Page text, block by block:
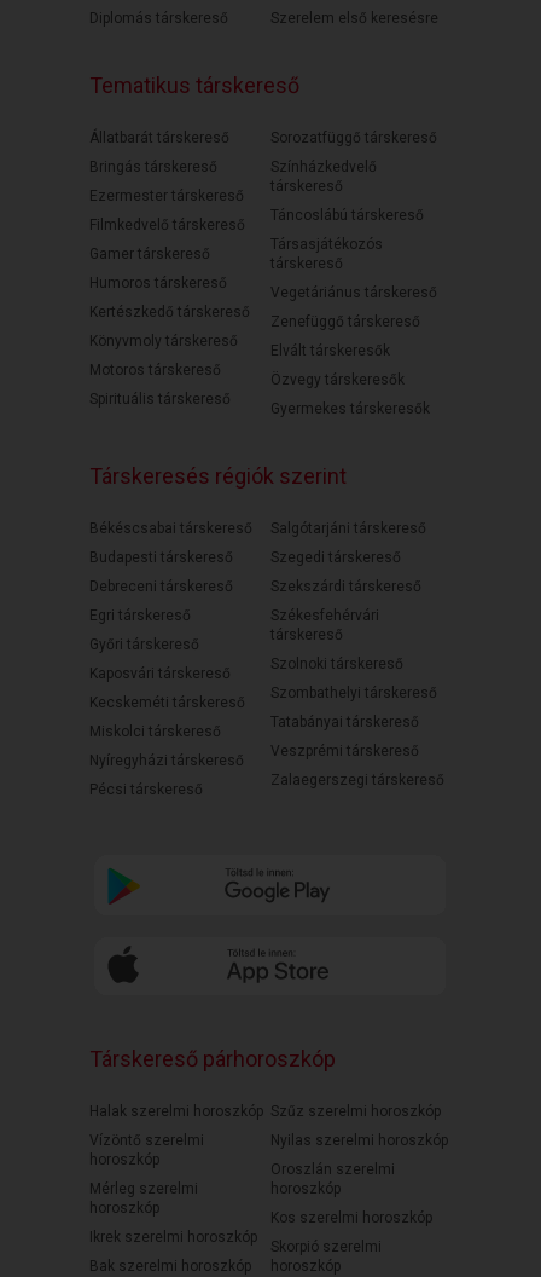
Diplomás társkereső
Szerelem első keresésre
Tematikus társkereső
Állatbarát társkereső
Bringás társkereső
Ezermester társkereső
Filmkedvelő társkereső
Gamer társkereső
Humoros társkereső
Kertészkedő társkereső
Könyvmoly társkereső
Motoros társkereső
Spirituális társkereső
Sorozatfüggő társkereső
Színházkedvelő
társkereső
Táncoslábú társkereső
Társasjátékozós
társkereső
Vegetáriánus társkereső
Zenefüggő társkereső
Elvált társkeresők
Özvegy társkeresők
Gyermekes társkeresők
Társkeresés régiók szerint
Békéscsabai társkereső
Budapesti társkereső
Debreceni társkereső
Egri társkereső
Győri társkereső
Kaposvári társkereső
Kecskeméti társkereső
Miskolci társkereső
Nyíregyházi társkereső
Pécsi társkereső
Salgótarjáni társkereső
Szegedi társkereső
Szekszárdi társkereső
Székesfehérvári
társkereső
Szolnoki társkereső
Szombathelyi társkereső
Tatabányai társkereső
Veszprémi társkereső
Zalaegerszegi társkereső
Társkereső párhoroszkóp
Halak szerelmi horoszkóp
Vízöntő szerelmi
horoszkóp
Mérleg szerelmi
horoszkóp
Ikrek szerelmi horoszkóp
Bak szerelmi horoszkóp
Szűz szerelmi horoszkóp
Nyilas szerelmi horoszkóp
Oroszlán szerelmi
horoszkóp
Kos szerelmi horoszkóp
Skorpió szerelmi
horoszkóp